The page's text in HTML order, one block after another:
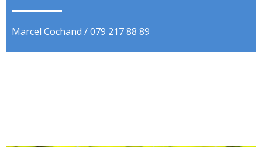
Marcel Cochand / 079 217 88 89